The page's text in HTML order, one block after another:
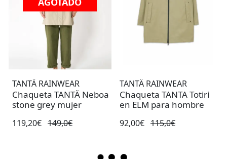
TANTÄ RAINWEAR
Chaqueta TANTÄ Neboa
stone grey mujer
119,20€ 149,0€
TANTÄ RAINWEAR
Chaqueta TANTA Totiri
en ELM para hombre
92,00€ 115,0€